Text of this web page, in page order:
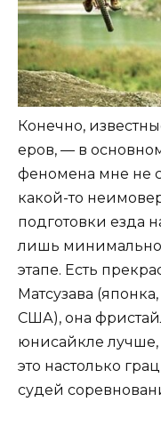
Конечно,
еров, — в
феномена мне не
какой-то
подготовки езда
лишь
этапе. Есть
Матсузава
США), она
юнисайкле лучше,
это настолько
судей